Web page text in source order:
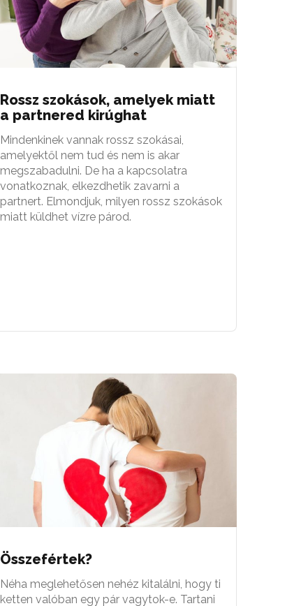
Rossz szokások, amelyek miatt
a partnered kirúghat
Mindenkinek vannak rossz szokásai,
amelyektől nem tud és nem is akar
megszabadulni. De ha a kapcsolatra
vonatkoznak, elkezdhetik zavarni a
partnert. Elmondjuk, milyen rossz szokások
miatt küldhet vízre párod.
Összefértek?
Néha meglehetősen nehéz kitalálni, hogy ti
ketten valóban egy pár vagytok-e. Tartani